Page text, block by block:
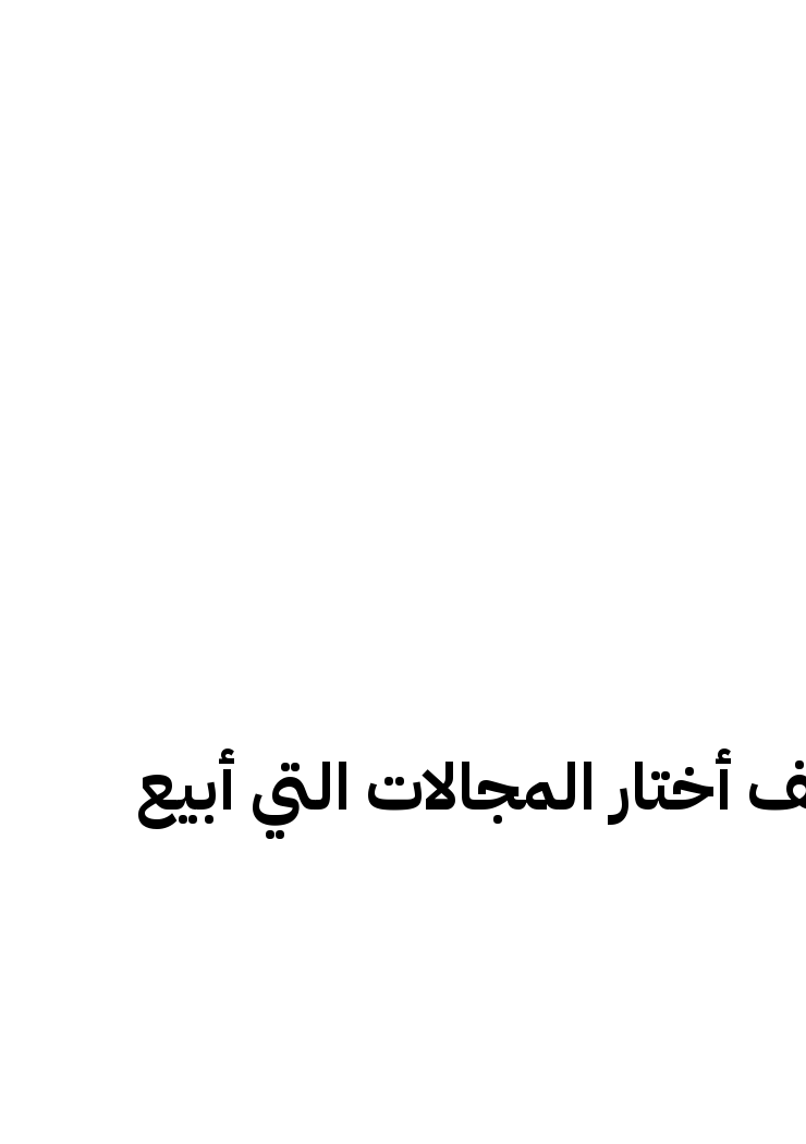
الإلكترونية (#6: كيف أختار المجالات التي أبيع